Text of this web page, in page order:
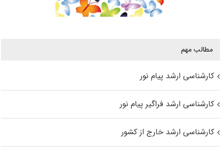
مطالب مهم
کارشناسی ارشد پیام نور
کارشناسی ارشد فراگیر پیام نور
کارشناسی ارشد خارج از کشور